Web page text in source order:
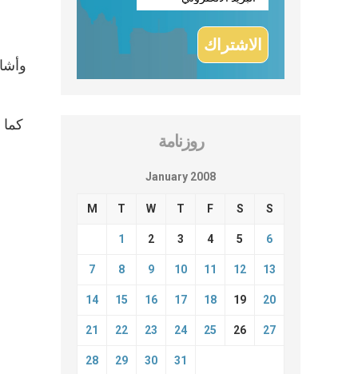
روزنامة
January 2008
M T W T F S S
1 2 3 4 5 6
7 8 9 10 11 12 13
14 15 16 17 18 19 20
21 22 23 24 25 26 27
28 29 30 31